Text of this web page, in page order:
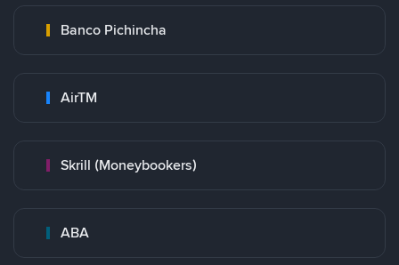
Banco Pichincha
AirTM
Skrill (Moneybookers)
ABA